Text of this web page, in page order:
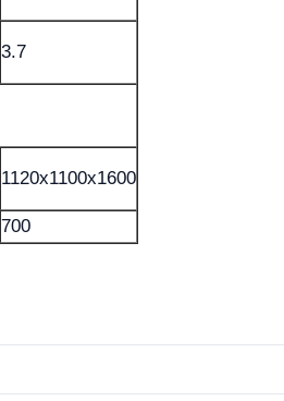
3.7
1120x1100x1600
700